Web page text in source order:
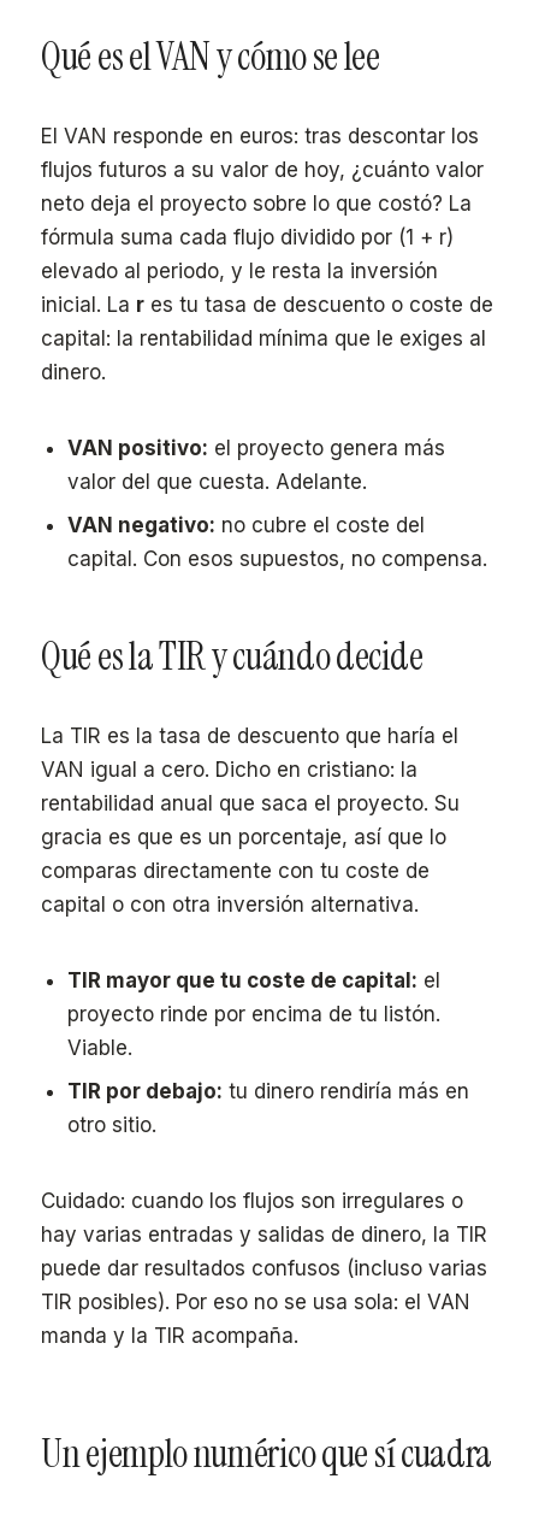
Qué es el VAN y cómo se lee
El VAN responde en euros: tras descontar los
flujos futuros a su valor de hoy, ¿cuánto valor
neto deja el proyecto sobre lo que costó? La
fórmula suma cada flujo dividido por (1 + r)
elevado al periodo, y le resta la inversión
inicial. La r es tu tasa de descuento o coste de
capital: la rentabilidad mínima que le exiges al
dinero.
VAN positivo: el proyecto genera más
valor del que cuesta. Adelante.
VAN negativo: no cubre el coste del
capital. Con esos supuestos, no compensa.
Qué es la TIR y cuándo decide
La TIR es la tasa de descuento que haría el
VAN igual a cero. Dicho en cristiano: la
rentabilidad anual que saca el proyecto. Su
gracia es que es un porcentaje, así que lo
comparas directamente con tu coste de
capital o con otra inversión alternativa.
TIR mayor que tu coste de capital: el
proyecto rinde por encima de tu listón.
Viable.
TIR por debajo: tu dinero rendiría más en
otro sitio.
Cuidado: cuando los flujos son irregulares o
hay varias entradas y salidas de dinero, la TIR
puede dar resultados confusos (incluso varias
TIR posibles). Por eso no se usa sola: el VAN
manda y la TIR acompaña.
Un ejemplo numérico que sí cuadra